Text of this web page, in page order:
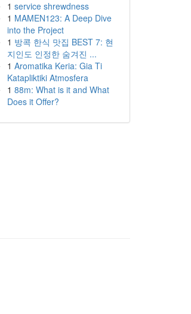
1 service shrewdness
1 MAMEN123: A Deep Dive
into the Project
1 방콕 한식 맛집 BEST 7: 현
지인도 인정한 숨겨진 ...
1 Aromatika Keria: Gia Ti
Katapliktiki Atmosfera
1 88m: What is it and What
Does it Offer?